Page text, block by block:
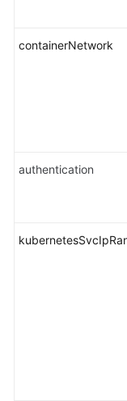
containerNetwork
authentication